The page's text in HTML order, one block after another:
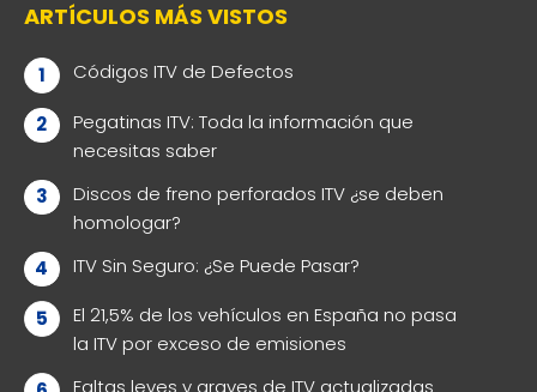
ARTÍCULOS MÁS VISTOS
Códigos ITV de Defectos
Pegatinas ITV: Toda la información que
necesitas saber
Discos de freno perforados ITV ¿se deben
homologar?
ITV Sin Seguro: ¿Se Puede Pasar?
El 21,5% de los vehículos en España no pasa
la ITV por exceso de emisiones
Faltas leves y graves de ITV actualizadas